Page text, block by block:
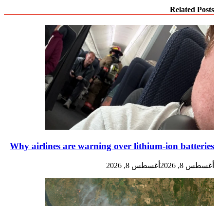
Related Posts
Why airlines are warning over lithium-ion batteries
أغسطس 8, 2026 أغسطس 8, 2026